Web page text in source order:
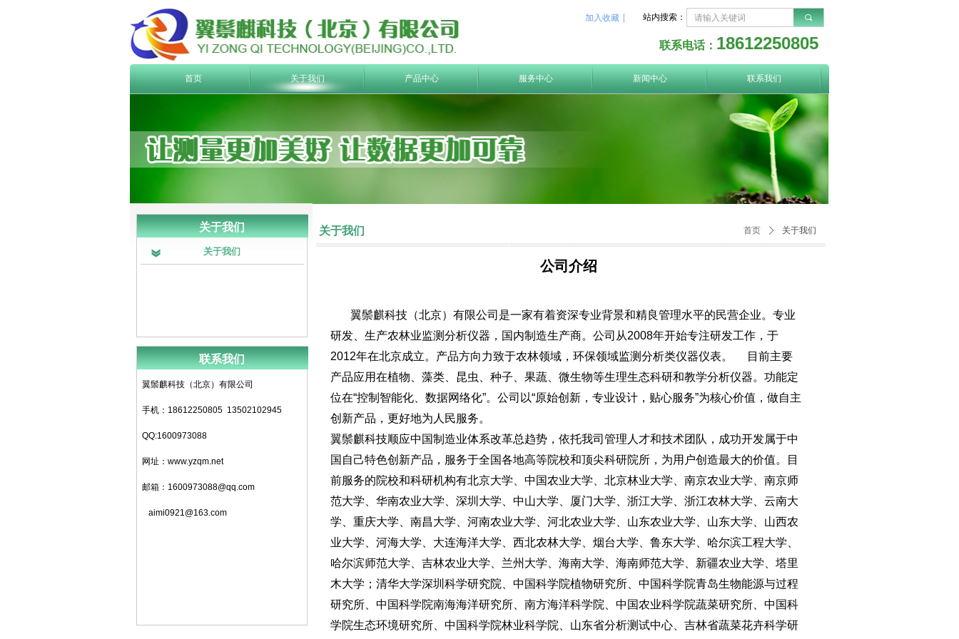
18612250805
联系电话：
加入收藏 | 끠
首页 关于我们 产品中心 服务中心 新闻中心 联系我们
站内搜索：
关于我们
关于我们
联系我们
翼鬃麒科技（北京）有限公司
手机：18612250805 13502102945
QQ:1600973088
网址：www.yzqm.net
邮箱：1600973088@qq.com
aimi0921@163.com
关于我们 首页 ꄲ 关于我们
公司介绍
翼鬃麒科技（北京）有限公司是一家有着资深专业背景和精良管理水平的民营企业。专业
研发、生产农林业监测分析仪器，国内制造生产商。公司从2008年开始专注研发工作，于
2012年在北京成立。产品方向力致于农林领域，环保领域监测分析类仪器仪表。 目前主要
产品应用在植物、藻类、昆虫、种子、果蔬、微生物等生理生态科研和教学分析仪器。功能定
位在“控制智能化、数据网络化”。公司以“原始创新，专业设计，贴心服务”为核心价值，做自主
创新产品，更好地为人民服务。
翼鬃麒科技顺应中国制造业体系改革总趋势，依托我司管理人才和技术团队，成功开发属于中
国自己特色创新产品，服务于全国各地高等院校和顶尖科研院所，为用户创造最大的价值。目
前服务的院校和科研机构有北京大学、中国农业大学、北京林业大学、南京农业大学、南京师
范大学、华南农业大学、深圳大学、中山大学、厦门大学、浙江大学、浙江农林大学、云南大
学、重庆大学、南昌大学、河南农业大学、河北农业大学、山东农业大学、山东大学、山西农
业大学、河海大学、大连海洋大学、西北农林大学、烟台大学、鲁东大学、哈尔滨工程大学、
哈尔滨师范大学、吉林农业大学、兰州大学、海南大学、海南师范大学、新疆农业大学、塔里
木大学；清华大学深圳科学研究院、中国科学院植物研究所、中国科学院青岛生物能源与过程
研究所、中国科学院南海海洋研究所、南方海洋科学院、中国农业科学院蔬菜研究所、中国科
学院生态环境研究所、中国科学院林业科学院、山东省分析测试中心、吉林省蔬菜花卉科学研